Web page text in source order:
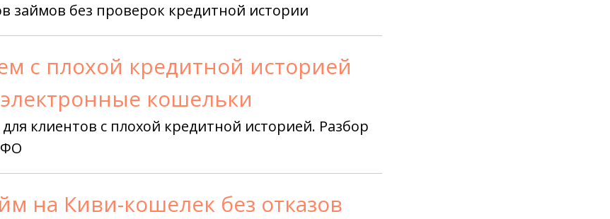
займов без проверок кредитной истории
с плохой кредитной историей
кошельки
клиентов с плохой кредитной историей. Разбор
на Киви-кошелек без отказов